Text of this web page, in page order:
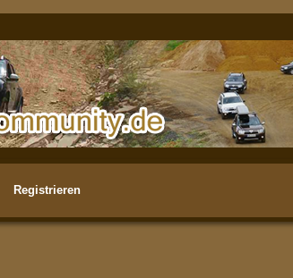
Registrieren